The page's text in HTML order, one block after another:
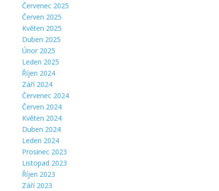
Červenec 2025
Červen 2025
Květen 2025
Duben 2025
Únor 2025
Leden 2025
Říjen 2024
Září 2024
Červenec 2024
Červen 2024
Květen 2024
Duben 2024
Leden 2024
Prosinec 2023
Listopad 2023
Říjen 2023
Září 2023